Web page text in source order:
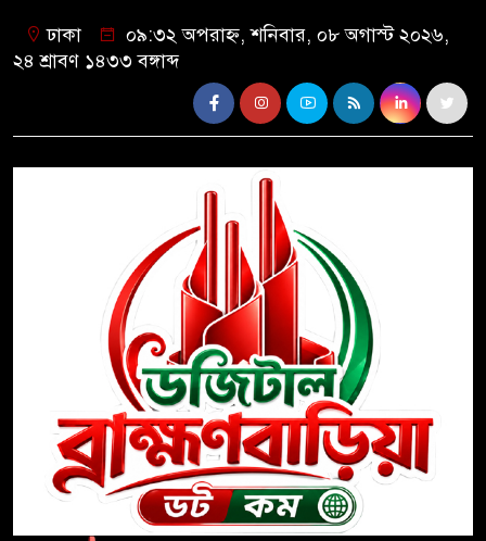
ঢাকা
০৯:৩২ অপরাহ্ন, শনিবার, ০৮ অগাস্ট ২০২৬,
২৪ শ্রাবণ ১৪৩৩ বঙ্গাব্দ